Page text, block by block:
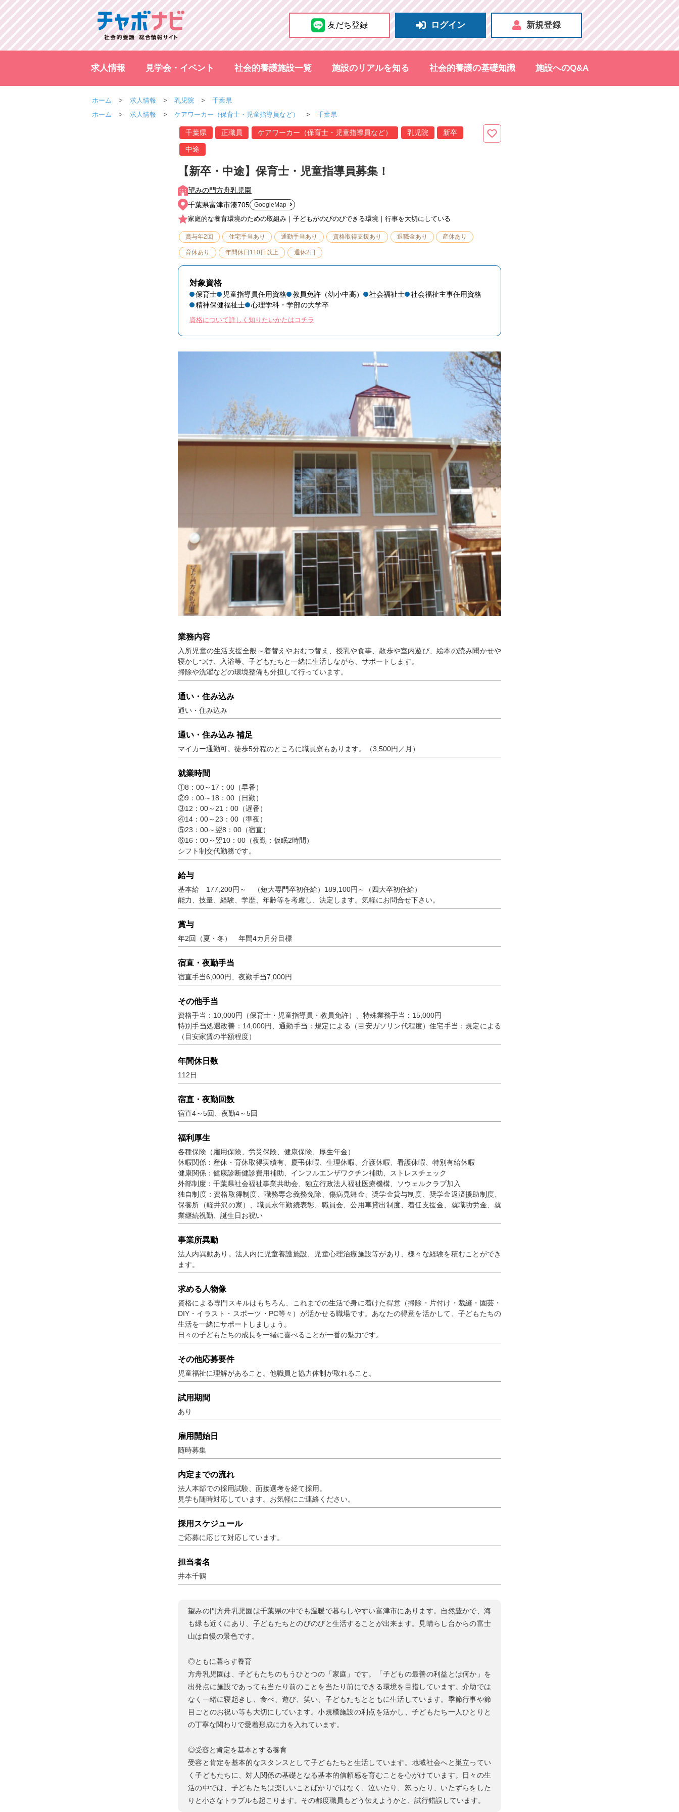
友だち登録 ログイン 新規登録
求人情報 見学会・イベント 社会的養護施設一覧 施設のリアルを知る 社会的養護の基礎知識 施設へのQ&A
ホーム 求人情報 乳児院
千葉県
ホーム
求人情報 ケアワーカー（保育士・児童指導員など） 千葉県
千葉県 正職員 ケアワーカー（保育士・児童指導員など） 乳児院 新卒
中途
【新卒・中途】保育士・児童指導員募集！
望みの門方舟乳児園
千葉県富津市湊705
GoogleMap
家庭的な養育環境のための取組み｜子どもがのびのびできる環境｜行事を大切にしている
賞与年2回 住宅手当あり 通勤手当あり 資格取得支援あり 退職金あり 産休あり
育休あり 年間休日110日以上 週休2日
対象資格
保育士 児童指導員任用資格 教員免許（幼小中高） 社会福祉士
社会福祉主事任用資格
精神保健福祉士
心理学科・学部の大学卒
資格について詳しく知りたいかたはコチラ
業務内容
入所児童の生活支援全般～着替えやおむつ替え、授乳や食事、散歩や室内遊び、絵本の読み聞かせや
寝かしつけ、入浴等、子どもたちと一緒に生活しながら、サポートします。
掃除や洗濯などの環境整備も分担して行っています。
通い・住み込み
通い・住み込み
通い・住み込み 補足
マイカー通勤可。徒歩5分程のところに職員寮もあります。（3,500円／月）
就業時間
①8：00～17：00（早番）
②9：00～18：00（日勤）
③12：00～21：00（遅番）
④14：00～23：00（準夜）
⑤23：00～翌8：00（宿直）
⑥16：00～翌10：00（夜勤：仮眠2時間）
シフト制交代勤務です。
給与
基本給 177,200円～ （短大専門卒初任給）189,100円～（四大卒初任給）
能力、技量、経験、学歴、年齢等を考慮し、決定します。気軽にお問合せ下さい。
賞与
年2回（夏・冬） 年間4カ月分目標
宿直・夜勤手当
宿直手当6,000円、夜勤手当7,000円
その他手当
資格手当：10,000円（保育士・児童指導員・教員免許）、特殊業務手当：15,000円
特別手当処遇改善：14,000円、通勤手当：規定による（目安ガソリン代程度）住宅手当：規定による
（目安家賃の半額程度）
年間休日数
112日
宿直・夜勤回数
宿直4～5回、夜勤4～5回
福利厚生
各種保険（雇用保険、労災保険、健康保険、厚生年金）
休暇関係：産休・育休取得実績有、慶弔休暇、生理休暇、介護休暇、看護休暇、特別有給休暇
健康関係：健康診断健診費用補助、インフルエンザワクチン補助、ストレスチェック
外部制度：千葉県社会福祉事業共助会、独立行政法人福祉医療機構、ソウェルクラブ加入
独自制度：資格取得制度、職務専念義務免除、傷病見舞金、奨学金貸与制度、奨学金返済援助制度、
保養所（軽井沢の家）、職員永年勤続表彰、職員会、公用車貸出制度、着任支援金、就職功労金、就
業継続祝勤、誕生日お祝い
事業所異動
法人内異動あり。法人内に児童養護施設、児童心理治療施設等があり、様々な経験を積むことができ
ます。
求める人物像
資格による専門スキルはもちろん、これまでの生活で身に着けた得意（掃除・片付け・裁縫・園芸・
DIY・イラスト・スポーツ・PC等々）が活かせる職場です。あなたの得意を活かして、子どもたちの
生活を一緒にサポートしましょう。
日々の子どもたちの成長を一緒に喜べることが一番の魅力です。
その他応募要件
児童福祉に理解があること。他職員と協力体制が取れること。
試用期間
あり
雇用開始日
随時募集
内定までの流れ
法人本部での採用試験、面接選考を経て採用。
見学も随時対応しています。お気軽にご連絡ください。
採用スケジュール
ご応募に応じて対応しています。
担当者名
井本千鶴
望みの門方舟乳児園は千葉県の中でも温暖で暮らしやすい富津市にあります。自然豊かで、海
も緑も近くにあり、子どもたちとのびのびと生活することが出来ます。見晴らし台からの富士
山は自慢の景色です。
◎ともに暮らす養育
方舟乳児園は、子どもたちのもうひとつの「家庭」です。「子どもの最善の利益とは何か」を
出発点に施設であっても当たり前のことを当たり前にできる環境を目指しています。介助では
なく一緒に寝起きし、食べ、遊び、笑い、子どもたちとともに生活しています。季節行事や節
目ごとのお祝い等も大切にしています。小規模施設の利点を活かし、子どもたち一人ひとりと
の丁寧な関わりで愛着形成に力を入れています。
◎受容と肯定を基本とする養育
受容と肯定を基本的なスタンスとして子どもたちと生活しています。地域社会へと巣立ってい
く子どもたちに、対人関係の基礎となる基本的信頼感を育むことを心がけています。日々の生
活の中では、子どもたちは楽しいことばかりではなく、泣いたり、怒ったり、いたずらをした
りと小さなトラブルも起こります。その都度職員もどう伝えようかと、試行錯誤しています。